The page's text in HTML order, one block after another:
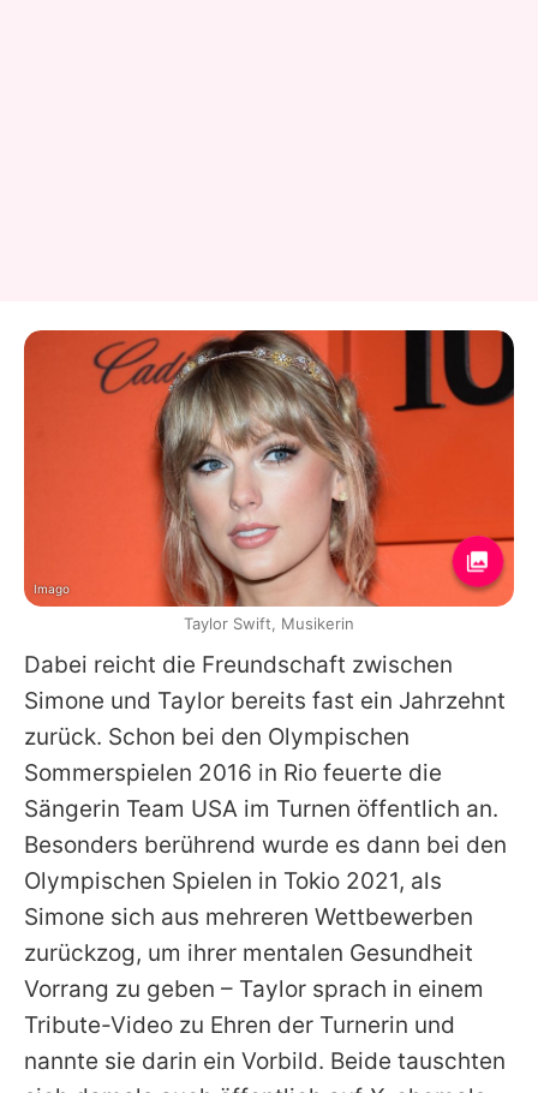
Dabei reicht die Freundschaft zwischen
Simone und Taylor bereits fast ein Jahrzehnt
zurück. Schon bei den Olympischen
Sommerspielen 2016 in Rio feuerte die
Sängerin Team USA im Turnen öffentlich an.
Besonders berührend wurde es dann bei den
Olympischen Spielen in Tokio 2021, als
Simone sich aus mehreren Wettbewerben
zurückzog, um ihrer mentalen Gesundheit
Vorrang zu geben – Taylor sprach in einem
Tribute-Video zu Ehren der Turnerin und
nannte sie darin ein Vorbild. Beide tauschten
Imago
Taylor Swift, Musikerin